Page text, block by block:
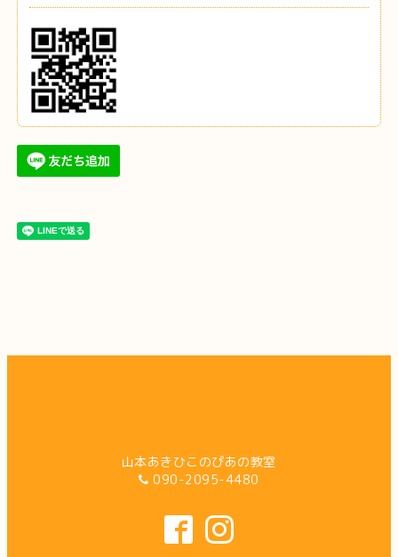
山本あきひこのぴあの教室
090-2095-4480